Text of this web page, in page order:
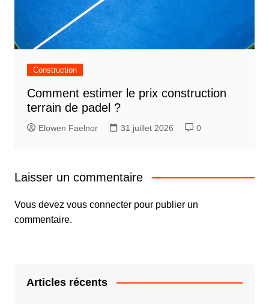
Construction
Comment estimer le prix construction
terrain de padel ?
Elowen Faelnor 31 juillet 2026 0
Laisser un commentaire
Vous devez vous connecterpour publier un
commentaire.
Articles récents